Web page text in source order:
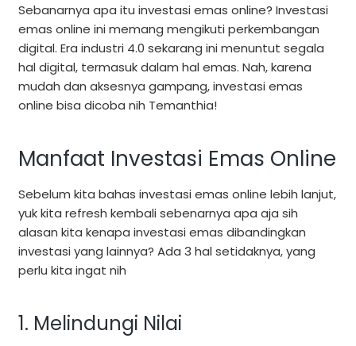
Sebanarnya apa itu investasi emas online? Investasi
emas online ini memang mengikuti perkembangan
digital. Era industri 4.0 sekarang ini menuntut segala
hal digital, termasuk dalam hal emas. Nah, karena
mudah dan aksesnya gampang, investasi emas
online bisa dicoba nih Temanthia!
Manfaat Investasi Emas Online
Sebelum kita bahas investasi emas online lebih lanjut,
yuk kita refresh kembali sebenarnya apa aja sih
alasan kita kenapa investasi emas dibandingkan
investasi yang lainnya? Ada 3 hal setidaknya, yang
perlu kita ingat nih
1. Melindungi Nilai